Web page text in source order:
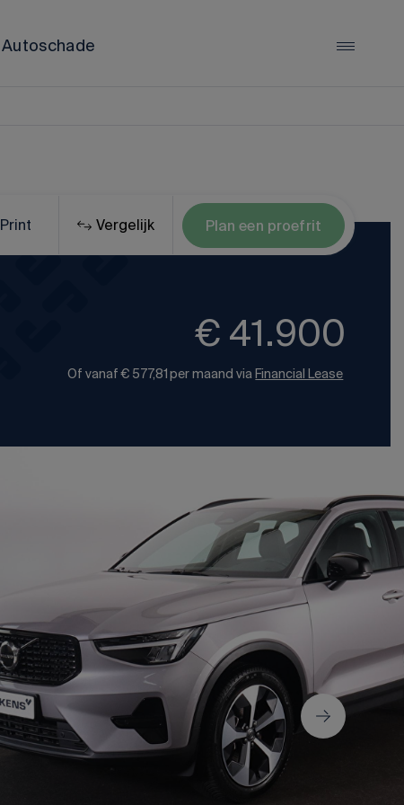
Lynk & Co 08
Autoschade
Print Vergelijk Plan een proefrit
€ 41.900
Of vanaf € 577,81 per maand via Financial Lease